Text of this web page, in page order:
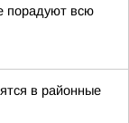
порадуют всю
в районные